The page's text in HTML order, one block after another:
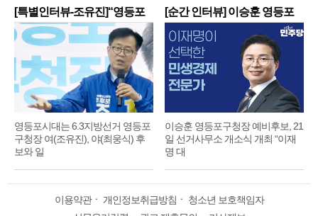
[특별인터뷰-조유진]“영등포
구
영등포시대는 6.3지방선거 영등포
구청장 여(조유진), 야(최웅식) 후
보와 일
[순간 인터뷰] 이승훈 영등포
구
이승훈 영등포구청장 예비후보, 21
일 선거사무소 개소식 개최 “이재
명 대
이용약관ㆍ 개인정보취급방침 ㆍ 청소년 보호책임자